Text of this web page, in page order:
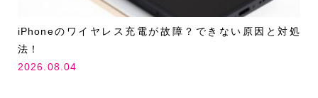
iPhoneのワイヤレス充電が故障？できない原因と対処
法！
2026.08.04